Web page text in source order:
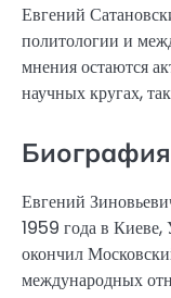
Евгений
политологии и
мнения остаются
научных кругах,
Биография
Евгений
1959 года в
окончил
международных